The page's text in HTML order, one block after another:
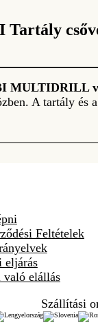
Tartály
MULTIDRILL
A tartály és
Feltételek
eljárás
való elállás
Szállítási